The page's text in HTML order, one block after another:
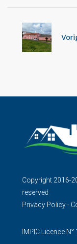
Copyright 2016-
reserved
Privacy Policy-
IMPIC Licence